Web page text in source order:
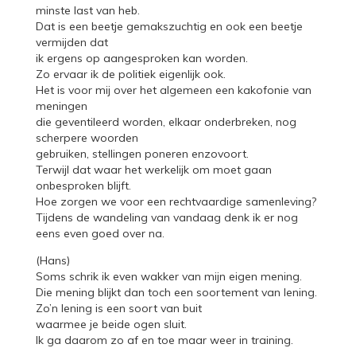
minste last van heb.
Dat is een beetje gemakszuchtig en ook een beetje
vermijden dat
ik ergens op aangesproken kan worden.
Zo ervaar ik de politiek eigenlijk ook.
Het is voor mij over het algemeen een kakofonie van
meningen
die geventileerd worden, elkaar onderbreken, nog
scherpere woorden
gebruiken, stellingen poneren enzovoort.
Terwijl dat waar het werkelijk om moet gaan
onbesproken blijft.
Hoe zorgen we voor een rechtvaardige samenleving?
Tijdens de wandeling van vandaag denk ik er nog
eens even goed over na.
(Hans)
Soms schrik ik even wakker van mijn eigen mening.
Die mening blijkt dan toch een soortement van lening.
Zo’n lening is een soort van buit
waarmee je beide ogen sluit.
Ik ga daarom zo af en toe maar weer in training.